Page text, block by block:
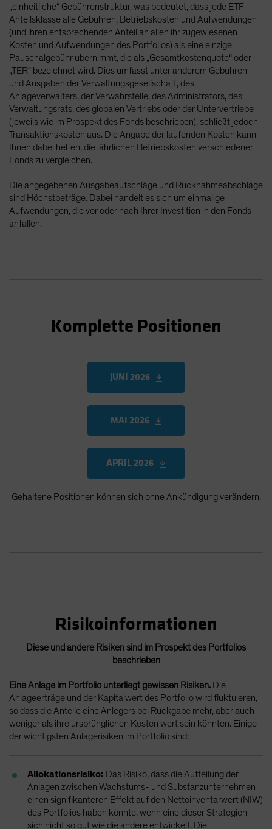
„einheitliche“ Gebührenstruktur, was bedeutet, dass jede ETF-
Anteilsklasse alle Gebühren, Betriebskosten und Aufwendungen
(und ihren entsprechenden Anteil an allen ihr zugewiesenen
Kosten und Aufwendungen des Portfolios) als eine einzige
Pauschalgebühr übernimmt, die als „Gesamtkostenquote“ oder
„TER“ bezeichnet wird. Dies umfasst unter anderem Gebühren
und Ausgaben der Verwaltungsgesellschaft, des
Anlageverwalters, der Verwahrstelle, des Administrators, des
Verwaltungsrats, des globalen Vertriebs oder der Untervertriebe
(jeweils wie im Prospekt des Fonds beschrieben), schließt jedoch
Transaktionskosten aus. Die Angabe der laufenden Kosten kann
Ihnen dabei helfen, die jährlichen Betriebskosten verschiedener
Fonds zu vergleichen.
Die angegebenen Ausgabeaufschläge und Rücknahmeabschläge
sind Höchstbeträge. Dabei handelt es sich um einmalige
Aufwendungen, die vor oder nach Ihrer Investition in den Fonds
anfallen.
Komplette Positionen
JUNI 2026
MAI 2026
APRIL 2026
Gehaltene Positionen können sich ohne Ankündigung verändern.
Risikoinformationen
Diese und andere Risiken sind im Prospekt des Portfolios
beschrieben
Eine Anlage im Portfolio unterliegt gewissen Risiken. Die
Anlageerträge und der Kapitalwert des Portfolio wird fluktuieren,
so dass die Anteile eine Anlegers bei Rückgabe mehr, aber auch
weniger als ihre ursprünglichen Kosten wert sein könnten. Einige
der wichtigsten Anlagerisiken im Portfolio sind:
Allokationsrisiko: Das Risiko, dass die Aufteilung der
Anlagen zwischen Wachstums- und Substanzunternehmen
einen signifikanteren Effekt auf den Nettoinventarwert (NIW)
des Portfolios haben könnte, wenn eine dieser Strategien
sich nicht so gut wie die andere entwickelt. Die